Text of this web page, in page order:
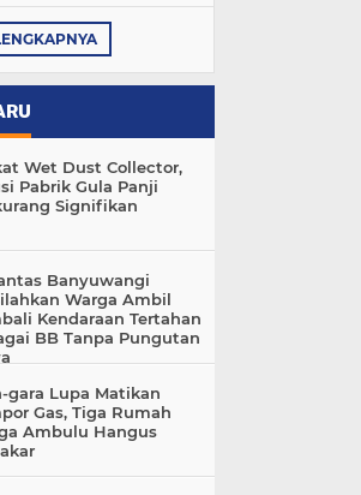
Wet Dust Collector,
Pabrik Gula Panji
Signifikan
Banyuwangi
Warga Ambil
Kendaraan Tertahan
BB Tanpa Pungutan
gara Lupa Matikan
Gas, Tiga Rumah
Ambulu Hangus